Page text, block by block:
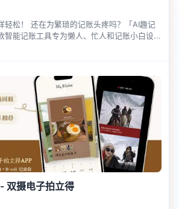
轻松！ 还在为繁琐的记账头疼吗？「AI趣记
智能记账工具专为懒人、忙人和记账小白设...
双摄电子拍立得